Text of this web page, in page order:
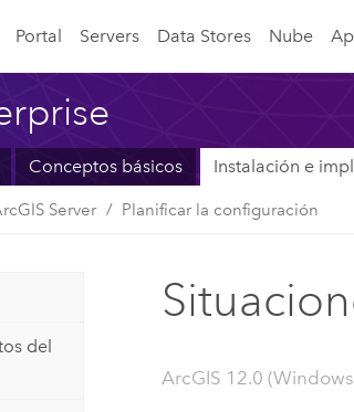
Portal Servers Data Stores Nube
Conceptos básicos Instalación e
Server Planificar la configuración
del
ArcGIS 12.0